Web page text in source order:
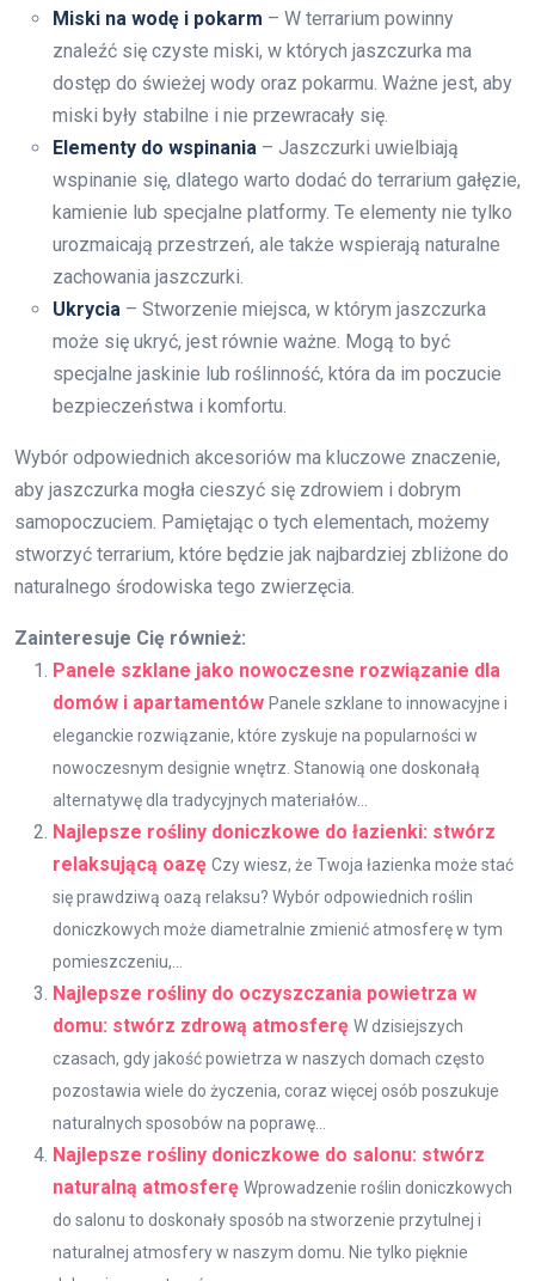
Miski na wodę i pokarm – W terrarium powinny
znaleźć się czyste miski, w których jaszczurka ma
dostęp do świeżej wody oraz pokarmu. Ważne jest, aby
miski były stabilne i nie przewracały się.
Elementy do wspinania – Jaszczurki uwielbiają
wspinanie się, dlatego warto dodać do terrarium gałęzie,
kamienie lub specjalne platformy. Te elementy nie tylko
urozmaicają przestrzeń, ale także wspierają naturalne
zachowania jaszczurki.
Ukrycia – Stworzenie miejsca, w którym jaszczurka
może się ukryć, jest równie ważne. Mogą to być
specjalne jaskinie lub roślinność, która da im poczucie
bezpieczeństwa i komfortu.
Wybór odpowiednich akcesoriów ma kluczowe znaczenie,
aby jaszczurka mogła cieszyć się zdrowiem i dobrym
samopoczuciem. Pamiętając o tych elementach, możemy
stworzyć terrarium, które będzie jak najbardziej zbliżone do
naturalnego środowiska tego zwierzęcia.
Zainteresuje Cię również:
Panele szklane jako nowoczesne rozwiązanie dla
domów i apartamentów Panele szklane to innowacyjne i
eleganckie rozwiązanie, które zyskuje na popularności w
nowoczesnym designie wnętrz. Stanowią one doskonałą
alternatywę dla tradycyjnych materiałów...
Najlepsze rośliny doniczkowe do łazienki: stwórz
relaksującą oazę Czy wiesz, że Twoja łazienka może stać
się prawdziwą oazą relaksu? Wybór odpowiednich roślin
doniczkowych może diametralnie zmienić atmosferę w tym
pomieszczeniu,...
Najlepsze rośliny do oczyszczania powietrza w
domu: stwórz zdrową atmosferę W dzisiejszych
czasach, gdy jakość powietrza w naszych domach często
pozostawia wiele do życzenia, coraz więcej osób poszukuje
naturalnych sposobów na poprawę...
Najlepsze rośliny doniczkowe do salonu: stwórz
naturalną atmosferę Wprowadzenie roślin doniczkowych
do salonu to doskonały sposób na stworzenie przytulnej i
naturalnej atmosfery w naszym domu. Nie tylko pięknie